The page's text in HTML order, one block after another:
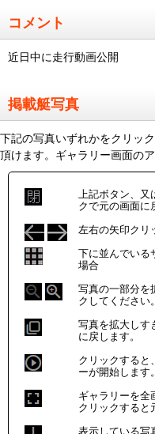
コメント
近日中に走行動画公開
掲載艇写真
下記の写真いずれかをクリッ
頂けます。ギャラリー画面の
上記ボタン、
クで元の画面に
左右の矢印クリ
下に並んでいる
場合
写真の一部分を
クしてください。
写真を拡大しす
に戻します。
クリックすると
ーが開始します
ギャラリーを全
クリックすると
表示している写